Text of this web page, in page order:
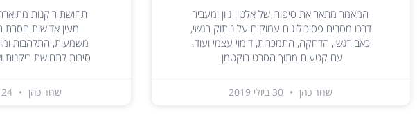
המאמר מתאר את סיפורו של אלטון ג'ון ומעביר
דרכו מסרים פסיכולוגים עמוקים על ניתוק רגשי,
כאב רגשי, הדחקה, התמכרות, דימוי עצמי ועוד.
עם קטעים מתוך הסרט רוקטמן.
שחר כהן
תחושת ריקנות
מעין אדישות חסרת
סיבות לתחושת ריקנות
שחר כהן